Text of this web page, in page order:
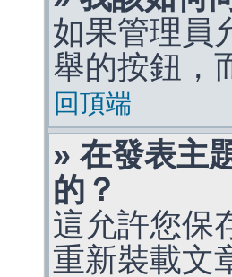
如果管理員
舉的按鈕，
回頂端
» 在發表主
的？
這允許您保
重新裝載文